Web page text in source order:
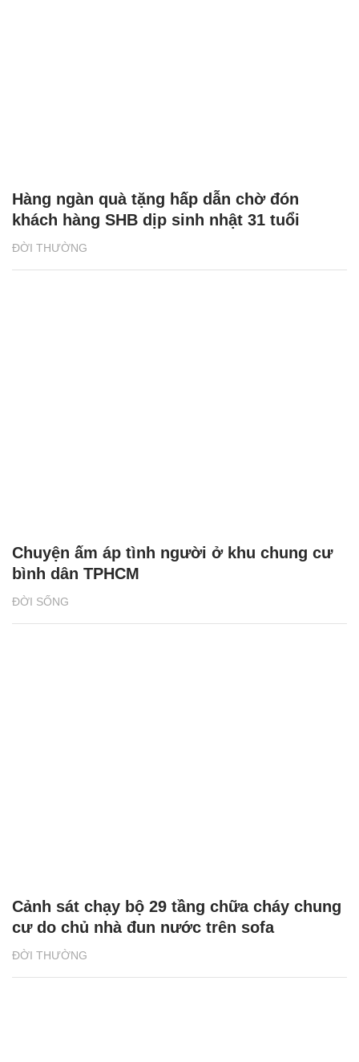
ĐỜI THƯỜNG
Hàng ngàn quà tặng hấp dẫn chờ đón
khách hàng SHB dịp sinh nhật 31 tuổi
ĐỜI SỐNG
Chuyện ấm áp tình người ở khu chung cư
bình dân TPHCM
ĐỜI THƯỜNG
Cảnh sát chạy bộ 29 tầng chữa cháy chung
cư do chủ nhà đun nước trên sofa